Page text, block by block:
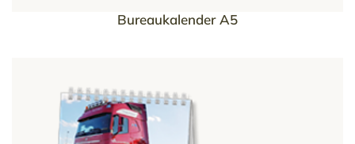
Bureaukalender A5